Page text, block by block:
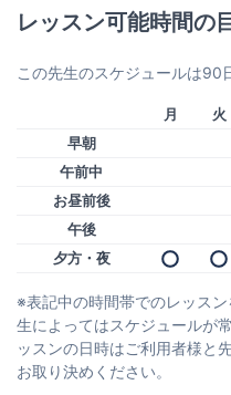
レッスン可能時間の
この先生のスケジュールは90
月 火
早朝
午前中
お昼前後
午後
夕方・夜
※表記中の時間帯でのレッス
生によってはスケジュールが
ッスンの日時はご利用者様と
お取り決めください。